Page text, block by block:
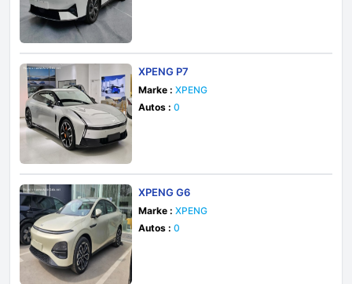
XPENG P7
Marke : XPENG
Autos : 0
XPENG G6
Marke : XPENG
Autos : 0